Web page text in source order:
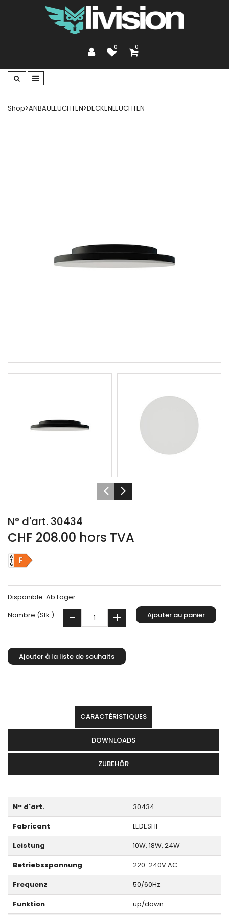
0 0
Shop>ANBAULEUCHTEN>DECKENLEUCHTEN
N° d'art. 30434
CHF 208.00 hors TVA
Disponible: Ab Lager
Nombre (Stk.):
CARACTÉRISTIQUES
DOWNLOADS
ZUBEHÖR
N° d'art.
30434
Fabricant
LEDESHI
Leistung
10W, 18W, 24W
Betriebsspannung
220-240V AC
Frequenz
50/60Hz
Funktion
up/down